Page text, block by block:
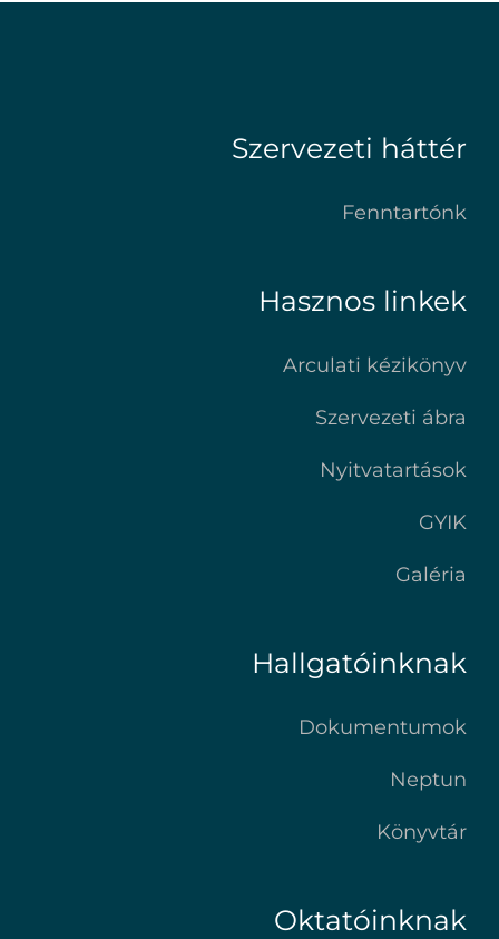
Szervezeti háttér
Fenntartónk
Hasznos linkek
Arculati kézikönyv
Szervezeti ábra
Nyitvatartások
GYIK
Galéria
Hallgatóinknak
Dokumentumok
Neptun
Könyvtár
Oktatóinknak